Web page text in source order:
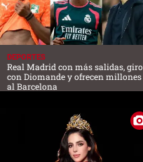
DEPORTES
Real Madrid con más salidas, giro
con Diomande y ofrecen millones
al Barcelona